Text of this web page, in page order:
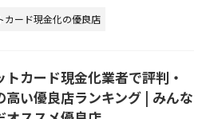
カード現金化の優良店
トカード現金化業者で評判・
高い優良店ランキング | みんな